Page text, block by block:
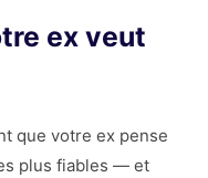
ex veut
que votre ex pense
plus fiables — et